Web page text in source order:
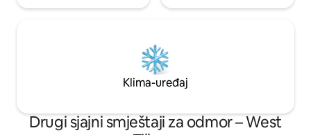
Klima-uređaj
Drugi sjajni smještaji za odmor – West